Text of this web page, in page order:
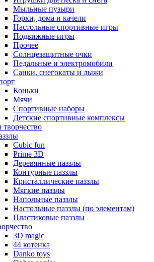
Мыльные пузыри
Горки, дома и качели
Настольные спортивные игры
Подвижные игры
Прочее
Солнцезащитные очки
Педальные и электромобили
Санки, снегокаты и лыжи
Коньки
Мячи
Спортивные наборы
Детские спортивные комплексы
Cubic fun
Prime 3D
Деревянные паззлы
Контурные паззлы
Кристаллические паззлы
Мягкие паззлы
Напольные паззлы
Настольные паззлы (по элементам)
Пластиковые паззлы
3D magic
44 котенка
Danko toys